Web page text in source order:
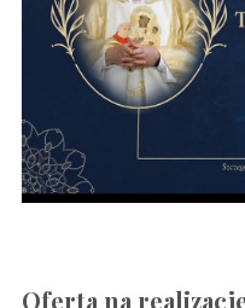
Oferta na